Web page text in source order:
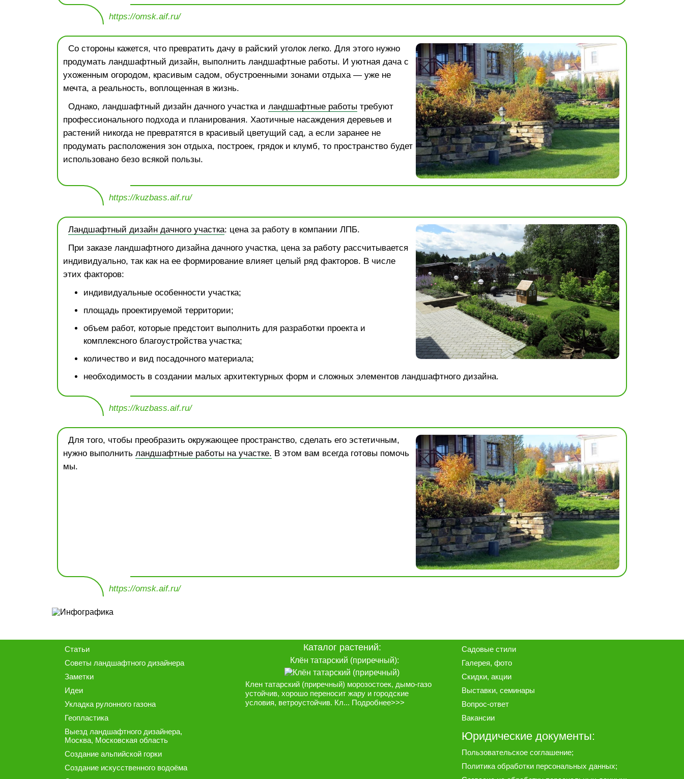
https://omsk.aif.ru/
Со стороны кажется, что превратить дачу в райский уголок легко. Для этого нужно
продумать ландшафтный дизайн, выполнить ландшафтные работы. И уютная дача с
ухоженным огородом, красивым садом, обустроенными зонами отдыха — уже не
мечта, а реальность, воплощенная в жизнь.
Однако, ландшафтный дизайн дачного участка и ландшафтные работы требуют
профессионального подхода и планирования. Хаотичные насаждения деревьев и
растений никогда не превратятся в красивый цветущий сад, а если заранее не
продумать расположения зон отдыха, построек, грядок и клумб, то пространство будет
использовано безо всякой пользы.
https://kuzbass.aif.ru/
Ландшафтный дизайн дачного участка: цена за работу в компании ЛПБ.
При заказе ландшафтного дизайна дачного участка, цена за работу рассчитывается
индивидуально, так как на ее формирование влияет целый ряд факторов. В числе
этих факторов:
индивидуальные особенности участка;
площадь проектируемой территории;
объем работ, которые предстоит выполнить для разработки проекта и
комплексного благоустройства участка;
количество и вид посадочного материала;
необходимость в создании малых архитектурных форм и сложных элементов ландшафтного дизайна.
https://kuzbass.aif.ru/
Для того, чтобы преобразить окружающее пространство, сделать его эстетичным,
нужно выполнить ландшафтные работы на участке. В этом вам всегда готовы помочь
мы.
https://omsk.aif.ru/
Статьи
Советы ландшафтного дизайнера
Заметки
Идеи
Укладка рулонного газона
Геопластика
Выезд ландшафтного дизайнера,
Москва, Московская область
Создание альпийской горки
Создание искусственного водоёма
Каталог растений:
Клён татарский (приречный):
Клен татарский (приречный) морозостоек, дымо-газо
устойчив, хорошо переносит жару и городские
условия, ветроустойчив. Кл... Подробнее>>>
Садовые стили
Галерея, фото
Скидки, акции
Выставки, семинары
Вопрос-ответ
Вакансии
Юридические документы:
Пользовательское соглашение;
Политика обработки персональных данных;